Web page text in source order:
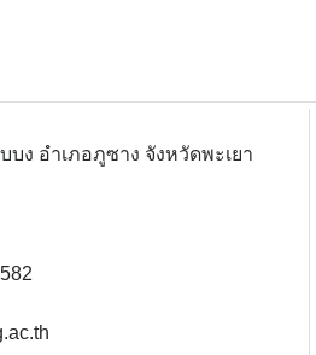
ง อำเภอภูซาง จังหวัดพะเยา